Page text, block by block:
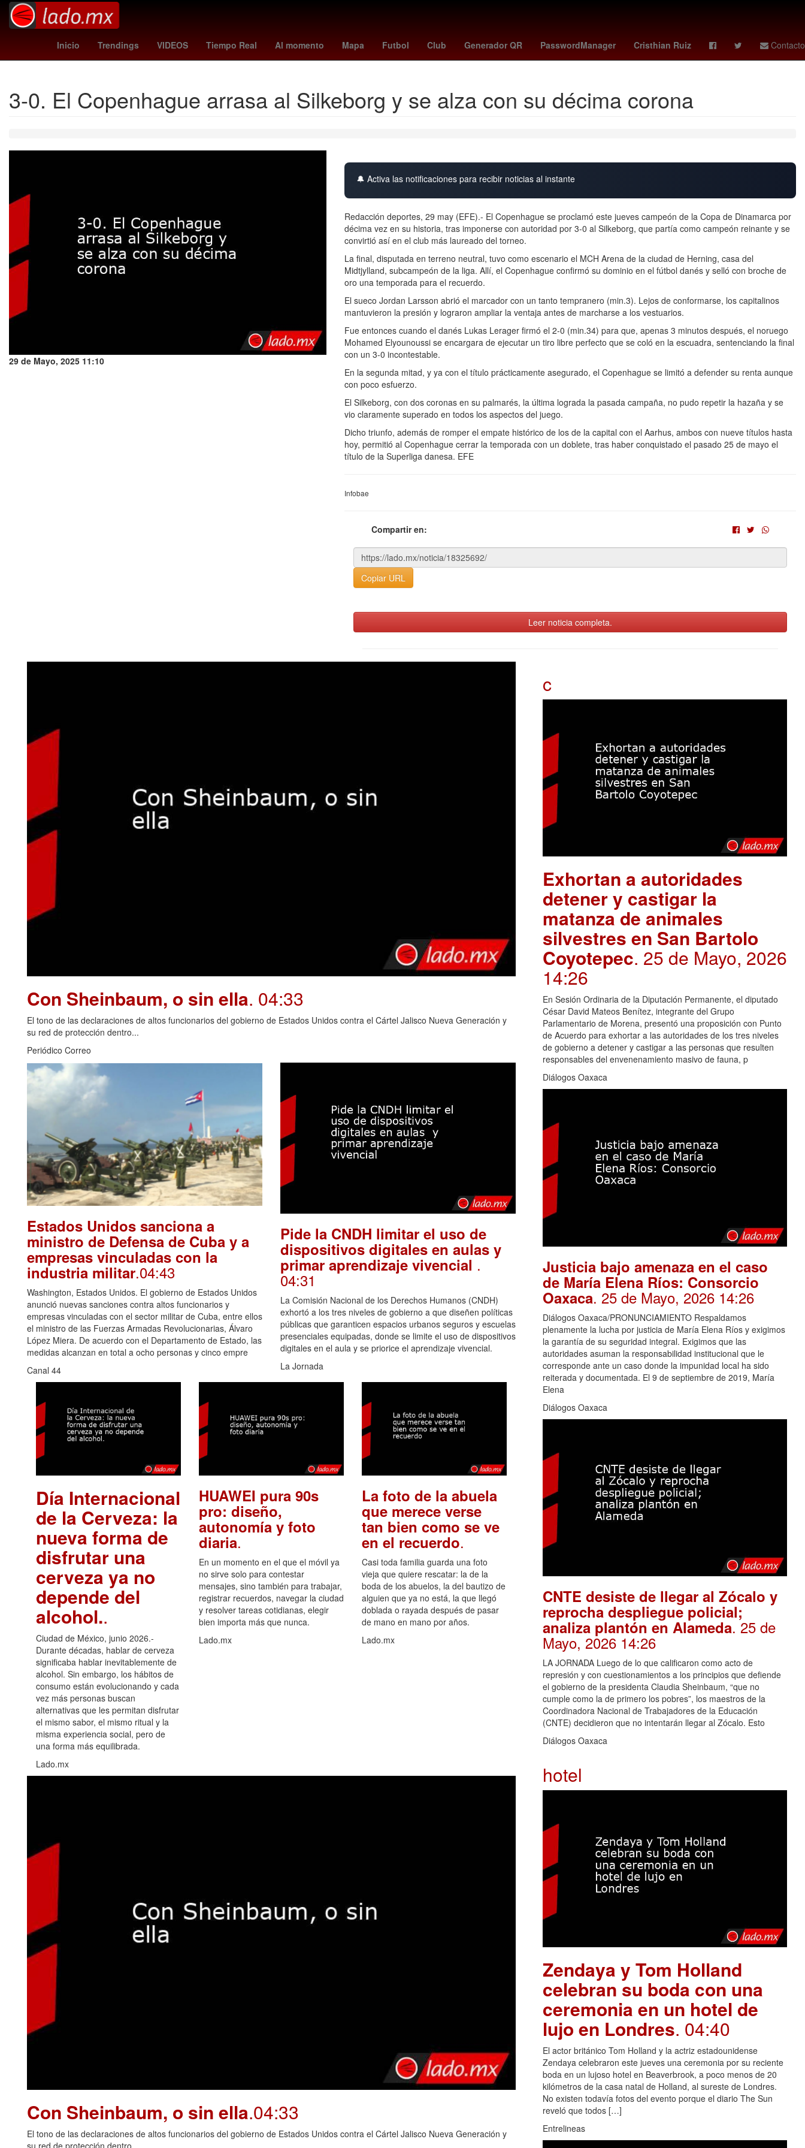
Inicio Trendings VIDEOS Tiempo Real Al momento Mapa Futbol Club Generador QR PasswordManager Cristhian Ruiz Contacto
nsqk conciertos rhode Tráfico CDMX Carlos Espejel Internacional vs Bahia internacional - bahía Inter Miami - Montréal Luis Advíncula Toronto - Philadelphia Columbus Crew - Nashville SC
3-0. El Copenhague arrasa al Silkeborg y se alza con su décima corona
29 de Mayo, 2025 11:10
🔔 Activa las notificaciones para recibir noticias al instante
Redacción deportes, 29 may (EFE).- El Copenhague se proclamó este jueves campeón de la Copa de Dinamarca por
décima vez en su historia, tras imponerse con autoridad por 3-0 al Silkeborg, que partía como campeón reinante y se
convirtió así en el club más laureado del torneo.
La final, disputada en terreno neutral, tuvo como escenario el MCH Arena de la ciudad de Herning, casa del
Midtjylland, subcampeón de la liga. Allí, el Copenhague confirmó su dominio en el fútbol danés y selló con broche de
oro una temporada para el recuerdo.
El sueco Jordan Larsson abrió el marcador con un tanto tempranero (min.3). Lejos de conformarse, los capitalinos
mantuvieron la presión y lograron ampliar la ventaja antes de marcharse a los vestuarios.
Fue entonces cuando el danés Lukas Lerager firmó el 2-0 (min.34) para que, apenas 3 minutos después, el noruego
Mohamed Elyounoussi se encargara de ejecutar un tiro libre perfecto que se coló en la escuadra, sentenciando la final
con un 3-0 incontestable.
En la segunda mitad, y ya con el título prácticamente asegurado, el Copenhague se limitó a defender su renta aunque
con poco esfuerzo.
El Silkeborg, con dos coronas en su palmarés, la última lograda la pasada campaña, no pudo repetir la hazaña y se
vio claramente superado en todos los aspectos del juego.
Dicho triunfo, además de romper el empate histórico de los de la capital con el Aarhus, ambos con nueve títulos hasta
hoy, permitió al Copenhague cerrar la temporada con un doblete, tras haber conquistado el pasado 25 de mayo el
título de la Superliga danesa. EFE
Infobae
Compartir en:
Copiar URL
Leer noticia completa.
Con Sheinbaum, o sin ella. 04:33
El tono de las declaraciones de altos funcionarios del gobierno de Estados Unidos contra el Cártel Jalisco Nueva Generación y
su red de protección dentro...
Periódico Correo
Estados Unidos sanciona a
ministro de Defensa de Cuba y a
empresas vinculadas con la
industria militar.04:43
Washington, Estados Unidos. El gobierno de Estados Unidos
anunció nuevas sanciones contra altos funcionarios y
empresas vinculadas con el sector militar de Cuba, entre ellos
el ministro de las Fuerzas Armadas Revolucionarias, Álvaro
López Miera. De acuerdo con el Departamento de Estado, las
medidas alcanzan en total a ocho personas y cinco empre
Canal 44
Pide la CNDH limitar el uso de
dispositivos digitales en aulas y
primar aprendizaje vivencial .
04:31
La Comisión Nacional de los Derechos Humanos (CNDH)
exhortó a los tres niveles de gobierno a que diseñen políticas
públicas que garanticen espacios urbanos seguros y escuelas
presenciales equipadas, donde se limite el uso de dispositivos
digitales en el aula y se priorice el aprendizaje vivencial.
La Jornada
Día Internacional
de la Cerveza: la
nueva forma de
disfrutar una
cerveza ya no
depende del
alcohol..
Ciudad de México, junio 2026.-
Durante décadas, hablar de cerveza
significaba hablar inevitablemente de
alcohol. Sin embargo, los hábitos de
consumo están evolucionando y cada
vez más personas buscan
alternativas que les permitan disfrutar
el mismo sabor, el mismo ritual y la
misma experiencia social, pero de
una forma más equilibrada.
Lado.mx
HUAWEI pura 90s
pro: diseño,
autonomía y foto
diaria.
En un momento en el que el móvil ya
no sirve solo para contestar
mensajes, sino también para trabajar,
registrar recuerdos, navegar la ciudad
y resolver tareas cotidianas, elegir
bien importa más que nunca.
Lado.mx
La foto de la abuela
que merece verse
tan bien como se ve
en el recuerdo.
Casi toda familia guarda una foto
vieja que quiere rescatar: la de la
boda de los abuelos, la del bautizo de
alguien que ya no está, la que llegó
doblada o rayada después de pasar
de mano en mano por años.
Lado.mx
Con Sheinbaum, o sin ella.04:33
El tono de las declaraciones de altos funcionarios del gobierno de Estados Unidos contra el Cártel Jalisco Nueva Generación y
c
Exhortan a autoridades
detener y castigar la
matanza de animales
silvestres en San Bartolo
Coyotepec. 25 de Mayo, 2026
14:26
En Sesión Ordinaria de la Diputación Permanente, el diputado
César David Mateos Benítez, integrante del Grupo
Parlamentario de Morena, presentó una proposición con Punto
de Acuerdo para exhortar a las autoridades de los tres niveles
de gobierno a detener y castigar a las personas que resulten
responsables del envenenamiento masivo de fauna, p
Diálogos Oaxaca
Justicia bajo amenaza en el caso
de María Elena Ríos: Consorcio
Oaxaca. 25 de Mayo, 2026 14:26
Diálogos Oaxaca/PRONUNCIAMIENTO Respaldamos
plenamente la lucha por justicia de María Elena Ríos y exigimos
la garantía de su seguridad integral. Exigimos que las
autoridades asuman la responsabilidad institucional que le
corresponde ante un caso donde la impunidad local ha sido
reiterada y documentada. El 9 de septiembre de 2019, María
Elena
Diálogos Oaxaca
CNTE desiste de llegar al Zócalo y
reprocha despliegue policial;
analiza plantón en Alameda. 25 de
Mayo, 2026 14:26
LA JORNADA Luego de lo que calificaron como acto de
represión y con cuestionamientos a los principios que defiende
el gobierno de la presidenta Claudia Sheinbaum, “que no
cumple como la de primero los pobres”, los maestros de la
Coordinadora Nacional de Trabajadores de la Educación
(CNTE) decidieron que no intentarán llegar al Zócalo. Esto
Diálogos Oaxaca
hotel
Zendaya y Tom Holland
celebran su boda con una
ceremonia en un hotel de
lujo en Londres. 04:40
El actor británico Tom Holland y la actriz estadounidense
Zendaya celebraron este jueves una ceremonia por su reciente
boda en un lujoso hotel en Beaverbrook, a poco menos de 20
kilómetros de la casa natal de Holland, al sureste de Londres.
No existen todavía fotos del evento porque el diario The Sun
reveló que todos […]
Entrelineas